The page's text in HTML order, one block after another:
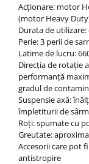
Acționare: motor
(motor Heavy
Durata de
Perie: 3 perii de
Latime de lucru:
Direcția de rotație
performanță
gradul de
Suspensie axă:
împletiturii de
Roți: spumate cu
Greutate:
Accesorii care pot
antistropire